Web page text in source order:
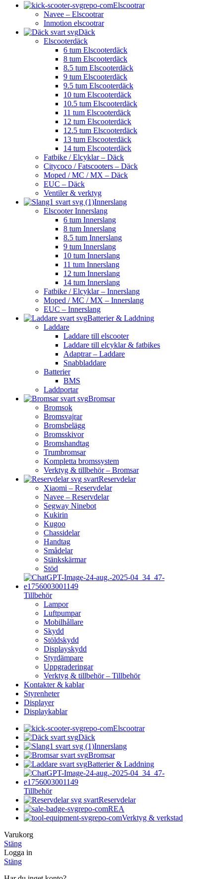
Elscootrar
Navee – Elscootrar
Inmotion elscootrar
Däck
Elscooterdäck
6 tum Elscooterdäck
8 tum Elscooterdäck
8.5 tum Elscooterdäck
9 tum Elscooterdäck
9.5 tum Elscooterdäck
10 tum Elscooterdäck
10.5 tum Elscooterdäck
11 tum Elscooterdäck
12 tum Elscooterdäck
12.5 tum Elscooterdäck
13 tum Elscooterdäck
14 tum Elscooterdäck
Fatbike / Elcyklar – Däck
Citycoco / Fatscooters – Däck
Moped / MC / MX – Däck
EUC – Däck
Ventiler & verktyg
Innerslang
Elscooter Innerslang
6 tum Innerslang
8 tum Innerslang
8.5 tum Innerslang
9 tum Innerslang
10 tum Innerslang
11 tum Innerslang
12 tum Innerslang
14 tum Innerslang
Fatbike / Elcyklar – Innerslang
Moped / MC / MX – Innerslang
EUC – Innerslang
Batterier & Laddning
Laddare
Laddare till elscooter
Laddare till elcyklar & fatbikes
Adaptrar – Laddare
Snabbladdare
Batterier
BMS
Laddportar
Bromsar
Bromsok
Bromsvajrar
Bromsbelägg
Bromsskivor
Bromshandtag
Trumbromsar
Kompletta bromssystem
Verktyg & tillbehör – Bromsar
Reservdelar
Xiaomi – Reservdelar
Navee – Reservdelar
Segway Ninebot
Kukirin
Kugoo
Chassidelar
Handtag
Smådelar
Stänkskärmar
Stöd
Tillbehör
Lampor
Luftpumpar
Mobilhållare
Skydd
Stöldskydd
Displayskydd
Styrdämpare
Uppgraderingar
Verktyg & tillbehör – Tillbehör
Kontakter & kablar
Styrenheter
Displayer
Displaykablar
Elscootrar
Däck
Innerslang
Bromsar
Batterier & Laddning
Tillbehör
Reservdelar
REA
Verktyg & verkstad
Varukorg
Stäng
Logga in
Stäng